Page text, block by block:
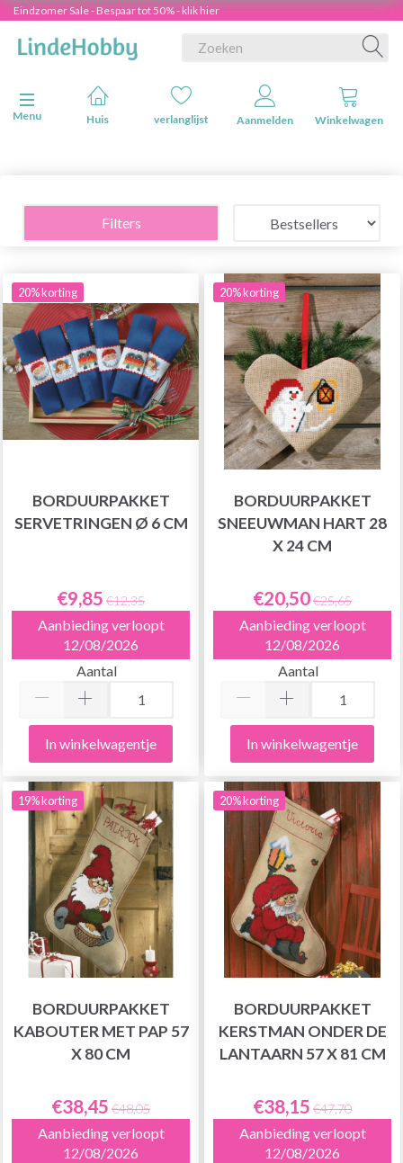
Eindzomer Sale - Bespaar tot 50% - klik hier
Navigatie in-/uitschakelen
Menu
Huis verlanglijst Aanmelden Winkelwagen
Filters
20% korting
BORDUURPAKKET
SERVETRINGEN Ø 6 CM
€9,85 €12,35
Aanbieding verloopt
12/08/2026
Aantal
In winkelwagentje
20% korting
BORDUURPAKKET
SNEEUWMAN HART 28
X 24 CM
€20,50€25,65
Aanbieding verloopt
12/08/2026
Aantal
In winkelwagentje
19% korting
BORDUURPAKKET
KABOUTER MET PAP 57
X 80 CM
€38,45 €48,05
Aanbieding verloopt
12/08/2026
20% korting
BORDUURPAKKET
KERSTMAN ONDER DE
LANTAARN 57 X 81 CM
€38,15 €47,70
Aanbieding verloopt
12/08/2026